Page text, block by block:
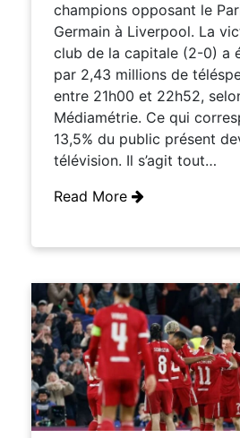
champions opposant le
Germain à Liverpool. La
club de la capitale (2-0) a
par 2,43 millions de
entre 21h00 et 22h52,
Médiamétrie. Ce qui
13,5% du public présent
télévision. Il s’agit tout…
Read More